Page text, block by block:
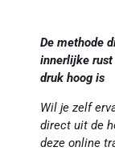
De methode
innerlijke rust
druk hoog is
Wil je zelf
direct uit de
deze online